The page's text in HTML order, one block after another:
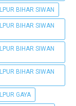
BIHAR SIWAN
BIHAR SIWAN
BIHAR SIWAN
BIHAR SIWAN
GAYA